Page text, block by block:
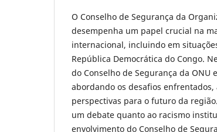
O Conselho de Segurança da
desempenha um papel crucial na
internacional, incluindo em
República Democrática do Congo.
do Conselho de Segurança da ONU
abordando os desafios enfrentados,
perspectivas para o futuro da
um debate quanto ao racismo
envolvimento do Conselho de